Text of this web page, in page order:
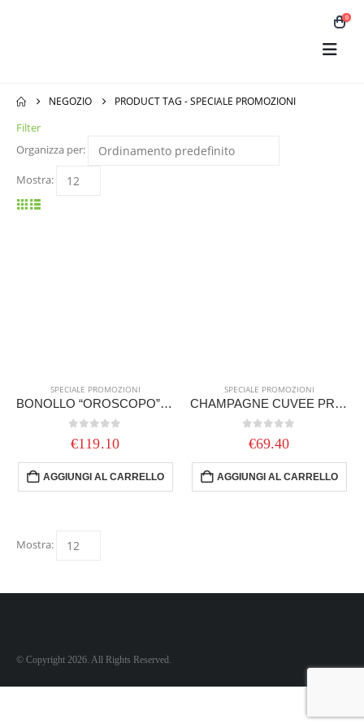
0
NEGOZIO PRODUCT TAG -SPECIALE PROMOZIONI
Filter
Organizza per:
Mostra:
SPECIALE PROMOZIONI
BONOLLO “OROSCOPO” CL 35
€119.10
AGGIUNGI AL CARRELLO
SPECIALE PROMOZIONI
CHAMPAGNE CUVEE PRESTIGE TAITTINGER + 2 BICCHIERI
€69.40
AGGIUNGI AL CARRELLO
Mostra:
© Copyright 2026. All Rights Reserved.